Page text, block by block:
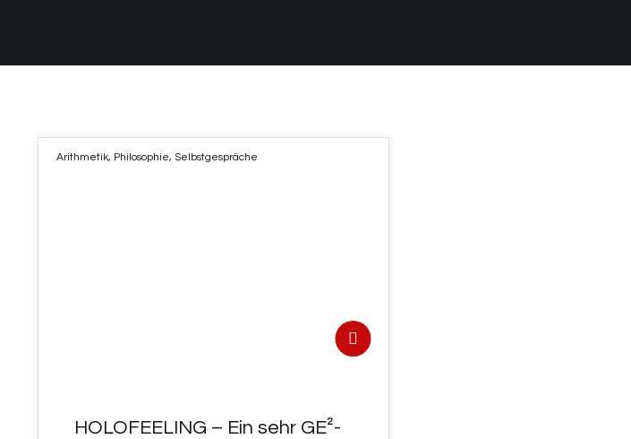
Arithmetik, Philosophie, Selbstgespräche
HOLOFEELING – Ein sehr GE²-